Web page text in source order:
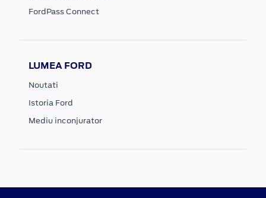
FordPass Connect
LUMEA FORD
Noutati
Istoria Ford
Mediu inconjurator